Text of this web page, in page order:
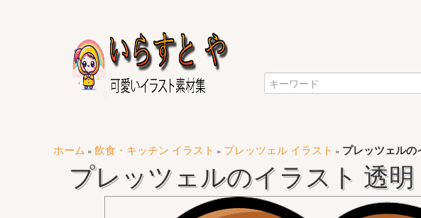
ホーム » 飲食・キッチン イラスト » プレッツェル イラスト » プレッツェル
プレッツェルのイラスト 透明